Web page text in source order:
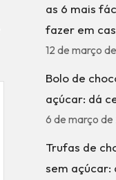
as 6 mais
fazer em
12 de março
Bolo de
açúcar: dá
6 de março
Trufas de
sem açúcar: